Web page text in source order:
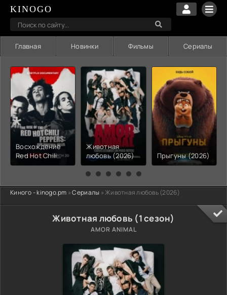
KINOGO
Главная Новинки Фильмы Сериалы
Восхождение
Red Hot Chili
Peppers: Наш
Животная
любовь (2026)
Прыгуны (2026)
Киного - kinogo.pm »Сериалы » Животная любовь (2026)
Животная любовь (1 сезон)
AMOR ANIMAL